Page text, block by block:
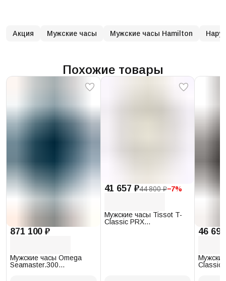
Акция Мужские часы Мужские часы Hamilton
Похожие товары
871 100 ₽
Мужские часы Omega
Seamaster.300
41 657 ₽44 800 ₽−7%
Мужские часы Tissot T-
Classic PRX
46
Classic